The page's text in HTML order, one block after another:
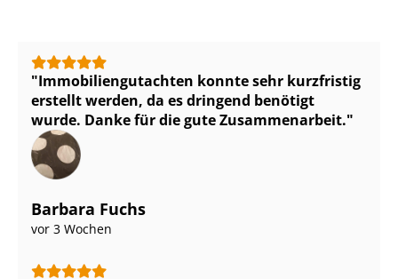
Im­mo­bi­li­en­gut­ach­ten konnte sehr kurzfristig
erstellt werden, da es dringend benötigt
wurde. Danke für die gute Zusammenarbeit.
Barbara Fuchs
vor 3 Wochen